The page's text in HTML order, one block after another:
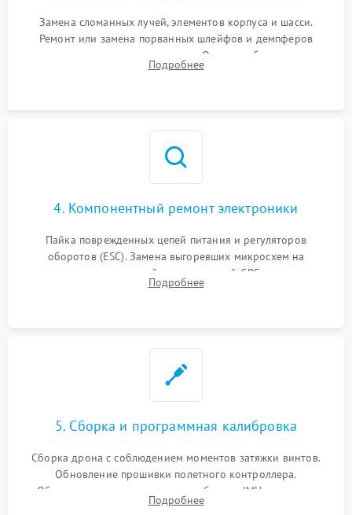
Замена сломанных лучей, элементов корпуса и шасси.
Ремонт или замена порванных шлейфов и демпферов
трехосевого подвеса камеры. Очистка объектива,
восстановление механизма фокусировки. Установка новых
Подробнее
4. Компонентный ремонт электроники
Пайка поврежденных цепей питания и регуляторов
оборотов (ESC). Замена выгоревших микросхем на
материнской плате, модулей GPS
Подробнее
5. Сборка и программная калибровка
Сборка дрона с соблюдением моментов затяжки винтов.
Обновление прошивки полетного контроллера.
Обязательная программная калибровка IMU-сенсоров,
компаса, датчиков позиционирования и горизонта подвеса
Подробнее